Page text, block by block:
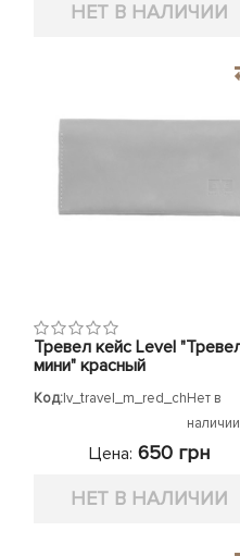
НЕТ В НАЛИЧИИ
Тревел кейс Level
мини" красный
Код:lv_travel_m_red_chНет в
наличии
Цена: 650 грн
НЕТ В НАЛИЧИИ